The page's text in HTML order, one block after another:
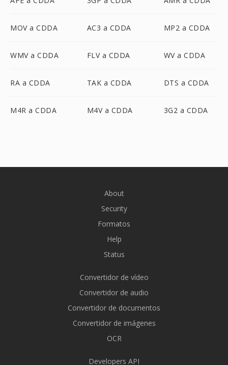
MOV a CDDA AC3 a CDDA MP2 a CDDA
WMV a CDDA FLV a CDDA WV a CDDA
RA a CDDA TAK a CDDA DTS a CDDA
M4R a CDDA M4V a CDDA 3G2 a CDDA
About
Security
Formatos
Help
Status
Convertidor de vídeo
Convertidor de audio
Convertidor de documentos
Convertidor de imágenes
OCR
Developers API